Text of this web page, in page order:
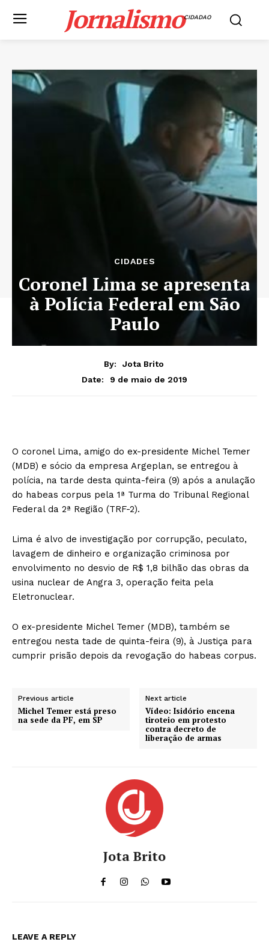
JornalismoCIDADAO
CIDADES
Coronel Lima se apresenta
à Polícia Federal em São
Paulo
By:
Jota Brito
Date:
9 de maio de 2019
O coronel Lima, amigo do ex-presidente Michel Temer
(MDB) e sócio da empresa Argeplan, se entregou à
polícia, na tarde desta quinta-feira (9) após a anulação
do habeas corpus pela 1ª Turma do Tribunal Regional
Federal da 2ª Região (TRF-2).
Lima é alvo de investigação por corrupção, peculato,
lavagem de dinheiro e organização criminosa por
envolvimento no desvio de R$ 1,8 bilhão das obras da
usina nuclear de Angra 3, operação feita pela
Eletronuclear.
O ex-presidente Michel Temer (MDB), também se
entregou nesta tade de quinta-feira (9), à Justiça para
cumprir prisão depois da revogação do habeas corpus.
Previous article
Michel Temer está preso
na sede da PF, em SP
Next article
Vídeo: Isidório encena
tiroteio em protesto
contra decreto de
liberação de armas
Jota Brito
LEAVE A REPLY